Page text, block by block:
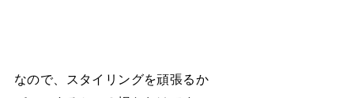
なので、スタイリングを頑張るか